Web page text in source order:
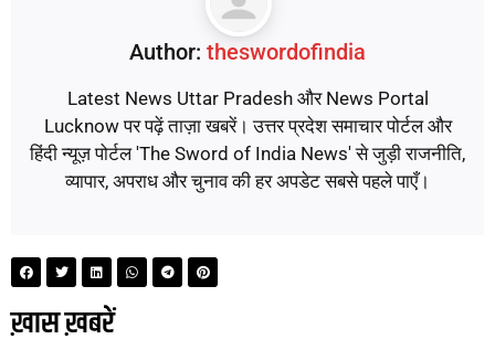
Author: theswordofindia
Latest News Uttar Pradesh और News Portal
Lucknow पर पढ़ें ताज़ा खबरें। उत्तर प्रदेश समाचार पोर्टल और
हिंदी न्यूज़ पोर्टल 'The Sword of India News' से जुड़ी राजनीति,
व्यापार, अपराध और चुनाव की हर अपडेट सबसे पहले पाएँ।
ख़ास ख़बरें